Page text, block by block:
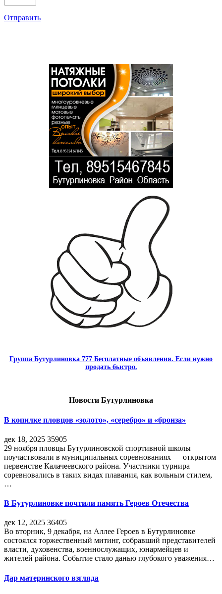
Отправить
Группа Бутурлиновка 777 Бесплатные объявления. Если нужно
продать быстро.
Новости Бутурлиновка
В копилке пловцов «золото», «серебро» и «бронза»
дек 18, 2025 35905
29 ноября пловцы Бутурлиновской спортивной школы
поучаствовали в муниципальных соревнованиях — открытом
первенстве Калачеевского района. Участники турнира
соревновались в таких видах плавания, как вольным стилем,
…
В Бутурлиновке почтили память Героев Отечества
дек 12, 2025 36405
Во вторник, 9 декабря, на Аллее Героев в Бутурлиновке
состоялся торжественный митинг, собравший представителей
власти, духовенства, военнослужащих, юнармейцев и
жителей района. Событие стало данью глубокого уважения…
Дар материнского взгляда